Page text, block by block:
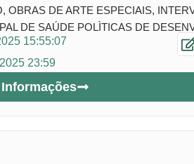
DE ARTE ESPECIAIS,
DE SAÚDE POLÌTICAS DE
15:55:07
23:59